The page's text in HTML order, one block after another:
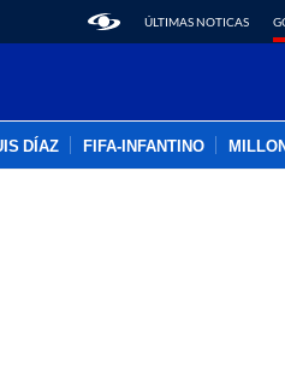
ÚLTIMAS NOTICAS
DÍAZ FIFA-INFANTINO